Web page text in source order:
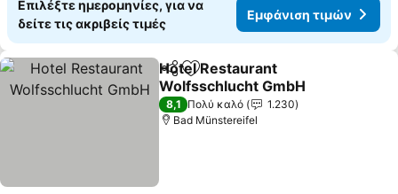
Επιλέξτε ημερομηνίες, για να
δείτε τις ακριβείς τιμές
Εμφάνιση τιμών
Κοινοποίηση
Προσθήκη στα αγαπημένα
Hotel Restaurant
Wolfsschlucht GmbH
8,1 Πολύ καλό
1.230
Bad Münstereifel